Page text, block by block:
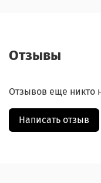
Отзывы
Отзывов еще никто
Написать отзыв